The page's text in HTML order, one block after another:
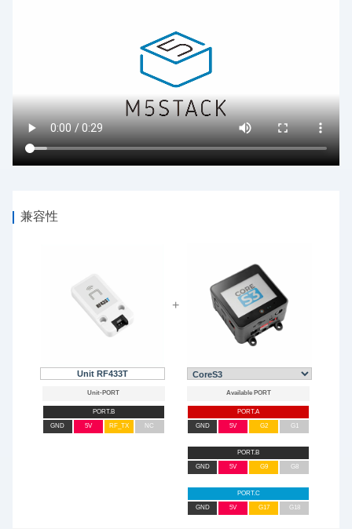
兼容性
Unit RF433T
+
PORT.B
GND
5V RF_TX NC
PORT.A
GND
5V G2 G1
PORT.B
GND
5V G9 G8
PORT.C
GND
5V G17 G18